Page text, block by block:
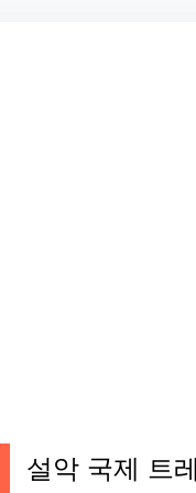
설악 국제 트